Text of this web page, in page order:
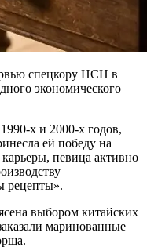
спецкору НСН в
экономического
х и 2000-х годов,
ей победу на
певица активно
рецепты».
выбором китайских
маринованные